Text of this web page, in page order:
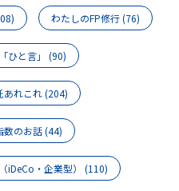
わたしのFP修行(76)
ひと言」 (90)
あれこれ(204)
数のお話(44)
iDeCo・企業型） (110)